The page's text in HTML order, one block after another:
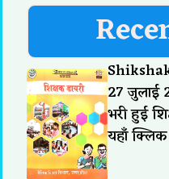
27 जुलाई
भरी हुई
यहाँ